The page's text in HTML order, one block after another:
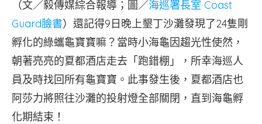
（文／毅傳媒綜合報導；圖／海巡署長室 Coast
Guard臉書）還記得9日晚上墾丁沙灘發現了24隻剛
孵化的綠蠵龜寶寶嘛？當時小海龜因趨光性使然，
朝著亮亮的夏都酒店走去「跑錯棚」，所幸海巡人
員及時找回所有龜寶寶。此事發生後，夏都酒店也
阿莎力將照往沙灘的投射燈全部關閉，直到海龜孵
化期結束！